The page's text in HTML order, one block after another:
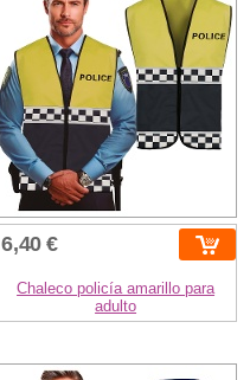
6,40 €
Chaleco policía amarillo para
adulto